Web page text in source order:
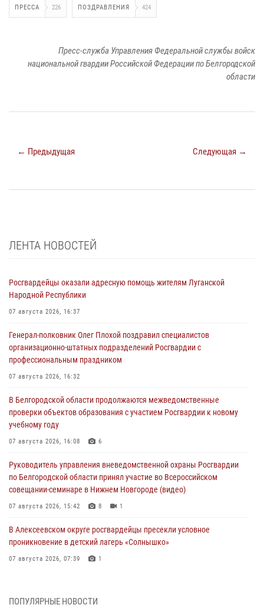
ПРЕССА 226 ПОЗДРАВЛЕНИЯ 424
Пресс-служба Управления Федеральной службы войск
национальной гвардии Российской Федерации по Белгородской
области
← Предыдущая Следующая →
ЛЕНТА НОВОСТЕЙ
Росгвардейцы оказали адресную помощь жителям Луганской
Народной Республики
07 августа 2026, 16:37
Генерал-полковник Олег Плохой поздравил специалистов
организационно-штатных подразделений Росгвардии с
профессиональным праздником
07 августа 2026, 16:32
В Белгородской области продолжаются межведомственные
проверки объектов образования с участием Росгвардии к новому
учебному году
07 августа 2026, 16:08 6
Руководитель управления вневедомственной охраны Росгвардии
по Белгородской области принял участие во Всероссийском
совещании-семинаре в Нижнем Новгороде (видео)
07 августа 2026, 15:42 8 1
В Алексеевском округе росгвардейцы пресекли условное
проникновение в детский лагерь «Солнышко»
07 августа 2026, 07:39 1
ПОПУЛЯРНЫЕ НОВОСТИ